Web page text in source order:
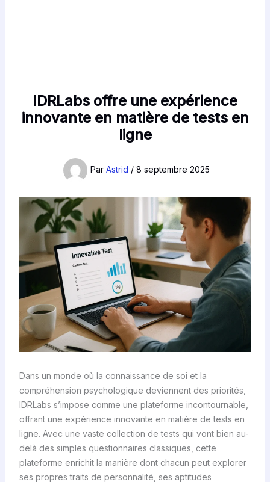
IDRLabs offre une expérience
innovante en matière de tests en
ligne
Par Astrid / 8 septembre 2025
Dans un monde où la connaissance de soi et la
compréhension psychologique deviennent des priorités,
IDRLabs s’impose comme une plateforme incontournable,
offrant une expérience innovante en matière de tests en
ligne. Avec une vaste collection de tests qui vont bien au-
delà des simples questionnaires classiques, cette
plateforme enrichit la manière dont chacun peut explorer
ses propres traits de personnalité, ses aptitudes